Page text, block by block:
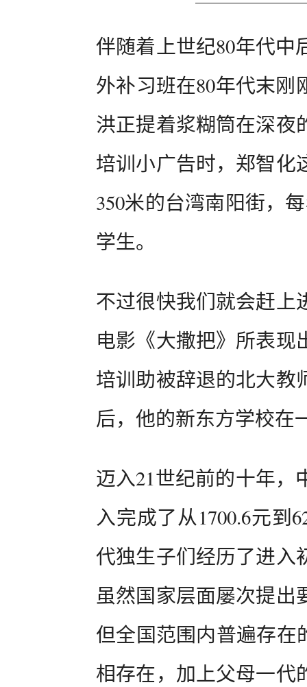
伴随着上世纪80年代中
外补习班在80年代末刚
洪正提着浆糊筒在深夜
培训小广告时，郑智化
350米的台湾南阳街，
学生。
不过很快我们就会赶上
电影《大撒把》所表现
培训助被辞退的北大教
后，他的新东方学校在
迈入21世纪前的十年
入完成了从1700.6元到
代独生子们经历了进入
虽然国家层面屡次提出
但全国范围内普遍存在
相存在，加上父母一代